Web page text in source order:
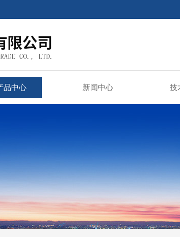
品中心 新闻中心 技